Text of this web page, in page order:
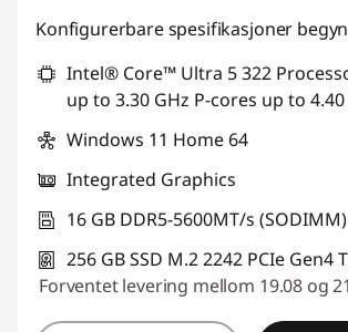
Konfigurerbare spesifikasjoner
Intel® Core™ Ultra 5 322
up to 3.30 GHz P-cores up to 4.40
Windows 11 Home 64
Integrated Graphics
16 GB DDR5-5600MT/s (SODIMM)
256 GB SSD M.2 2242 PCIe Gen4
Forventet levering mellom 19.08 og